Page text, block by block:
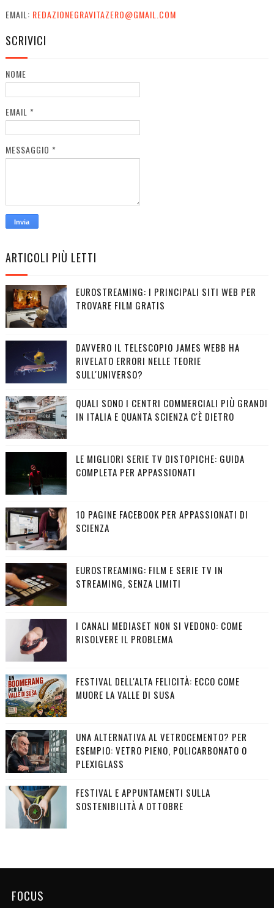
EMAIL: REDAZIONEGRAVITAZERO@GMAIL.COM
SCRIVICI
NOME
EMAIL *
MESSAGGIO *
ARTICOLI PIÙ LETTI
EUROSTREAMING: I PRINCIPALI SITI WEB PER
TROVARE FILM GRATIS
DAVVERO IL TELESCOPIO JAMES WEBB HA
RIVELATO ERRORI NELLE TEORIE
SULL'UNIVERSO?
QUALI SONO I CENTRI COMMERCIALI PIÙ GRANDI
IN ITALIA E QUANTA SCIENZA C'È DIETRO
LE MIGLIORI SERIE TV DISTOPICHE: GUIDA
COMPLETA PER APPASSIONATI
10 PAGINE FACEBOOK PER APPASSIONATI DI
SCIENZA
EUROSTREAMING: FILM E SERIE TV IN
STREAMING, SENZA LIMITI
I CANALI MEDIASET NON SI VEDONO: COME
RISOLVERE IL PROBLEMA
FESTIVAL DELL'ALTA FELICITÀ: ECCO COME
MUORE LA VALLE DI SUSA
UNA ALTERNATIVA AL VETROCEMENTO? PER
ESEMPIO: VETRO PIENO, POLICARBONATO O
PLEXIGLASS
FESTIVAL E APPUNTAMENTI SULLA
SOSTENIBILITÀ A OTTOBRE
FOCUS